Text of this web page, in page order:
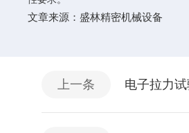
文章来源：盛林精密机械设备
上一条 电子拉力